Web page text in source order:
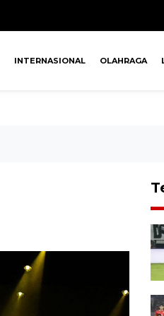
INTERNASIONAL OLAHRAGA